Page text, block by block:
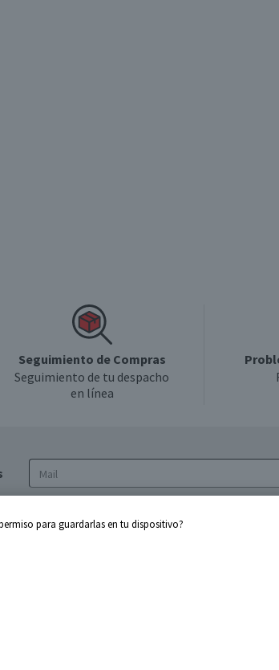
Seguimiento de Compras
Seguimiento de tu despacho
en línea
de privacidad y de tratamiento de datos
para guardarlas en tu dispositivo?